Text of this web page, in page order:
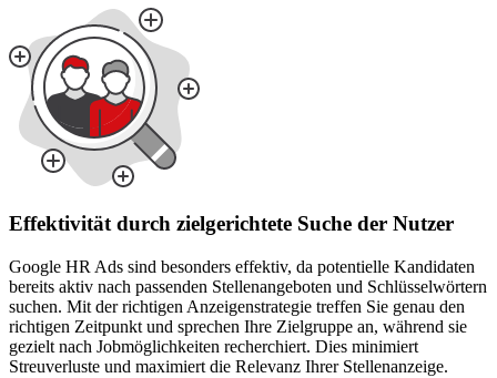
Effektivität durch zielgerichtete Suche der Nutzer
Google HR Ads sind besonders effektiv, da potentielle Kandidaten
bereits aktiv nach passenden Stellenangeboten und Schlüsselwörtern
suchen. Mit der richtigen Anzeigenstrategie treffen Sie genau den
richtigen Zeitpunkt und sprechen Ihre Zielgruppe an, während sie
gezielt nach Jobmöglichkeiten recherchiert. Dies minimiert
Streuverluste und maximiert die Relevanz Ihrer Stellenanzeige.